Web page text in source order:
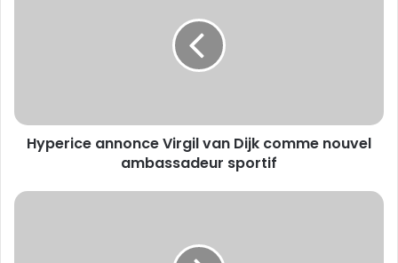
sportif
Hyperice annonce Virgil van Dijk comme nouvel
ambassadeur sportif
The